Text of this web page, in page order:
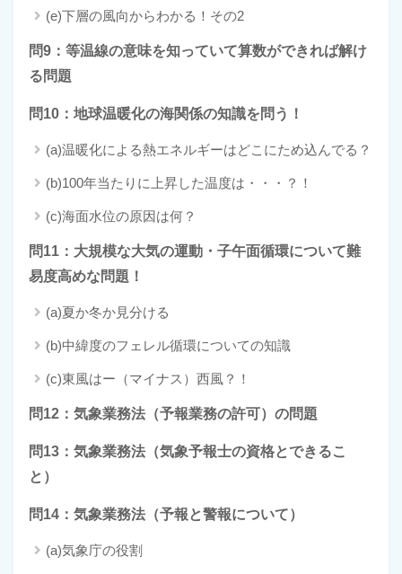
(e)下層の風向からわかる！その2
問9：等温線の意味を知っていて算数ができれば解け
る問題
問10：地球温暖化の海関係の知識を問う！
(a)温暖化による熱エネルギーはどこにため込んでる？
(b)100年当たりに上昇した温度は・・・？！
(c)海面水位の原因は何？
問11：大規模な大気の運動・子午面循環について難
易度高めな問題！
(a)夏か冬か見分ける
(b)中緯度のフェレル循環についての知識
(c)東風はー（マイナス）西風？！
問12：気象業務法（予報業務の許可）の問題
問13：気象業務法（気象予報士の資格とできるこ
と）
問14：気象業務法（予報と警報について）
(a)気象庁の役割